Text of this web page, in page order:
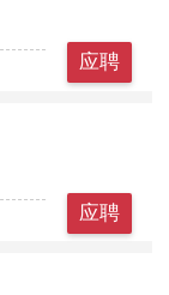
应聘
应聘